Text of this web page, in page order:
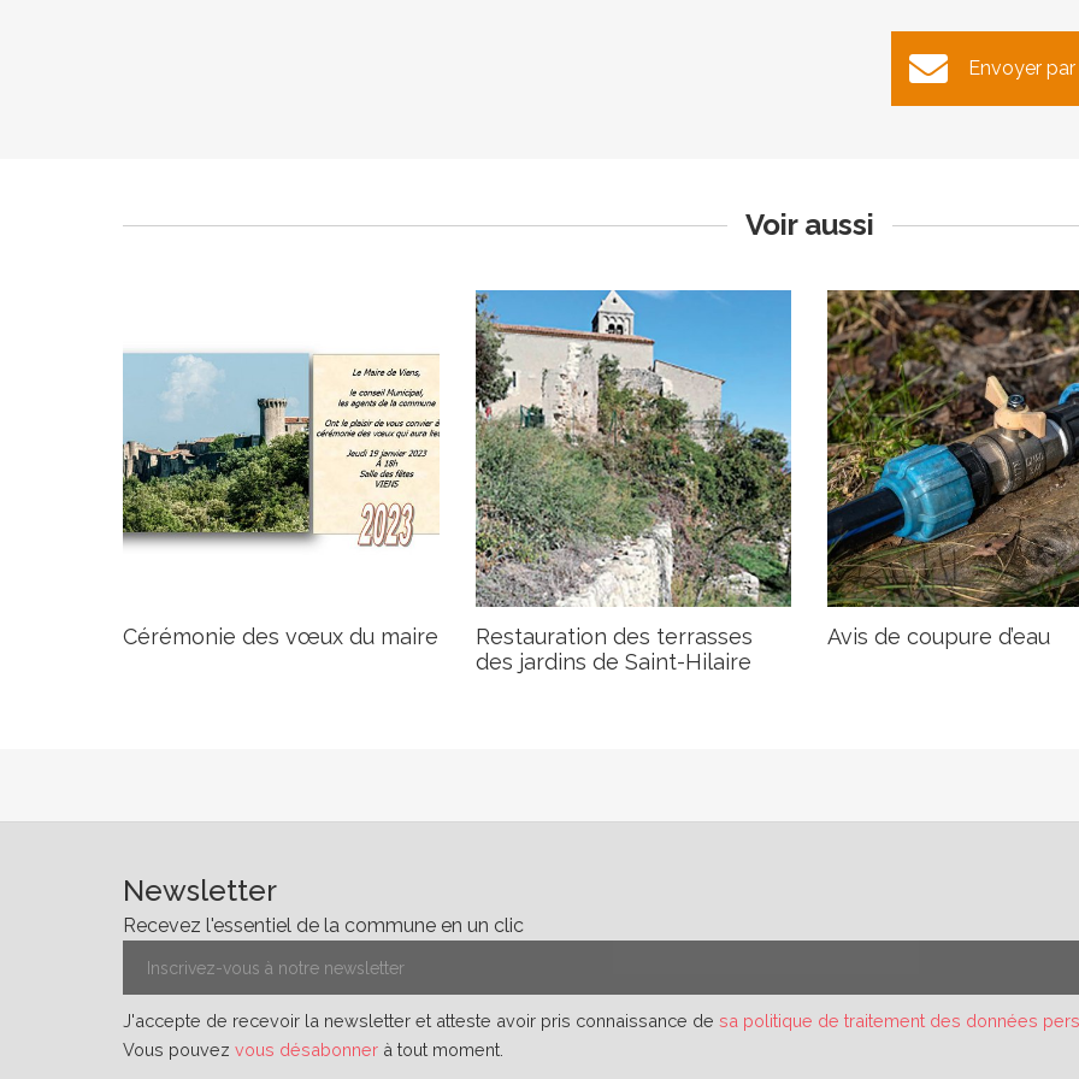
Envoyer
Voir aussi
Cérémonie des vœux du maire
Restauration des terrasses
des jardins de Saint-Hilaire
Avis de coupure d’eau
Publié le lundi 9 janvier 2023
Avis de coupure d’eau
Newsletter
Recevez l'essentiel de la commune en un clic
J'accepte de recevoir la newsletter et atteste avoir pris connaissance de sa politique de traitement des données
Vous pouvez vous désabonner à tout moment.